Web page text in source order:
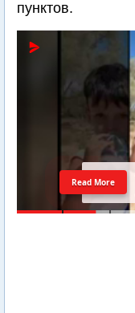
пунктов.
Read More